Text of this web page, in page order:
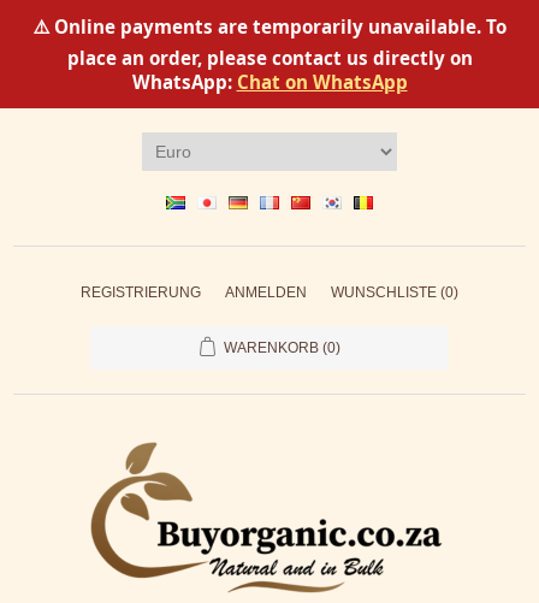
⚠️ Online payments are temporarily unavailable. To
place an order, please contact us directly on
WhatsApp: Chat on WhatsApp
REGISTRIERUNG ANMELDEN WUNSCHLISTE (0)
WARENKORB (0)